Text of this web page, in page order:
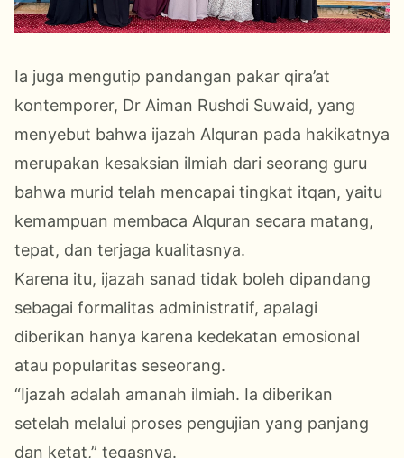
Ia juga mengutip pandangan pakar qira’at
kontemporer, Dr Aiman Rushdi Suwaid, yang
menyebut bahwa ijazah Alquran pada hakikatnya
merupakan kesaksian ilmiah dari seorang guru
bahwa murid telah mencapai tingkat itqan, yaitu
kemampuan membaca Alquran secara matang,
tepat, dan terjaga kualitasnya.
Karena itu, ijazah sanad tidak boleh dipandang
sebagai formalitas administratif, apalagi
diberikan hanya karena kedekatan emosional
atau popularitas seseorang.
“Ijazah adalah amanah ilmiah. Ia diberikan
setelah melalui proses pengujian yang panjang
dan ketat,” tegasnya.